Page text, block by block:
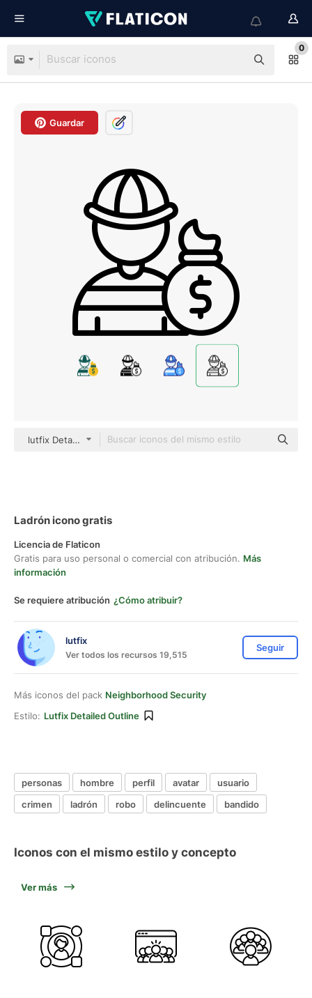
0
Guardar
lutfix Detailed Outline
Ladrón icono gratis
Licencia de Flaticon
Gratis para uso personal o comercial con atribución. Más
información
Se requiere atribución ¿Cómo atribuir?
lutfix
Ver todos los recursos 19,515
Seguir
Más iconos del pack Neighborhood Security
Estilo: Lutfix Detailed Outline
personas hombre perfil avatar
usuario
crimen
ladrón robo delincuente bandido
Iconos con el mismo estilo y concepto
Ver más